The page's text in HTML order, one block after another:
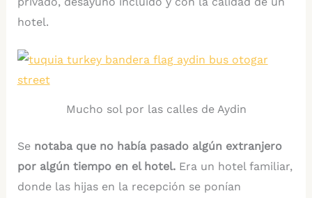
hotel.
Mucho sol por las calles de Aydin
Se notaba que no había pasado algún extranjero
por algún tiempo en el hotel.Era un hotel familiar,
donde las hijas en la recepción se ponían